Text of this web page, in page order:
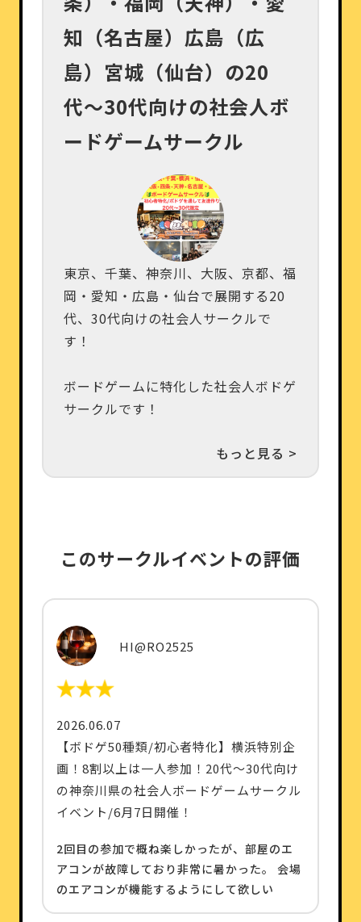
知（名古屋）広島（広
島）宮城（仙台）の20
代〜30代向けの社会人ボ
ードゲームサークル
東京、千葉、神奈川、大阪、京都、福
岡・愛知・広島・仙台で展開する20
代、30代向けの社会人サークルで
す！
ボードゲームに特化した社会人ボドゲ
サークルです！
もっと見る >
このサークルイベントの評価
HI@RO2525
2026.06.07
【ボドゲ50種類/初心者特化】横浜特別企
画！8割以上は一人参加！20代〜30代向け
の神奈川県の社会人ボードゲームサークル
イベント/6月7日開催！
2回目の参加で概ね楽しかったが、部屋のエ
アコンが故障しており非常に暑かった。 会場
のエアコンが機能するようにして欲しい